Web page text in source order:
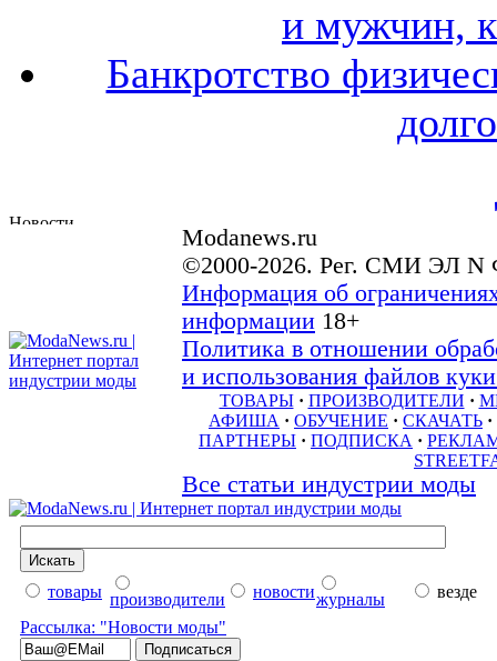
и мужчин,
Банкротство
Modanews.ru
©2000-2026. Рег. СМИ ЭЛ N
Информация об
информации 18+
Политика в отношении
и использования файлов
ТОВАРЫ · ПРОИЗВОДИТЕЛИ ·
АФИША · ОБУЧЕНИЕ · СКАЧАТЬ ·
ПАРТНЕРЫ · ПОДПИСКА ·
Все статьи индустрии моды
товары производители новостижурналы
везде
Рассылка: "Новости моды"